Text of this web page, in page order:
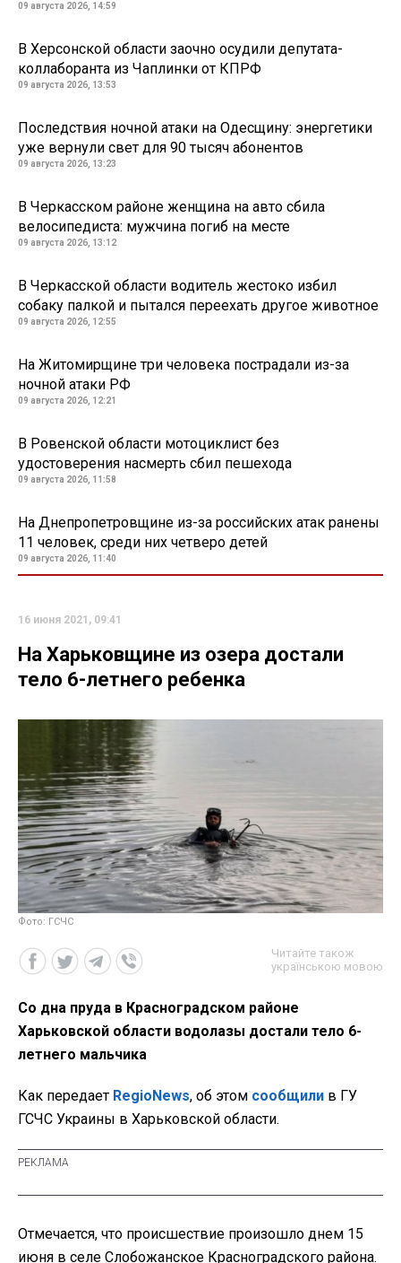
09 августа 2026, 14:59
В Херсонской области заочно осудили депутата-
коллаборанта из Чаплинки от КПРФ
09 августа 2026, 13:53
Последствия ночной атаки на Одесщину: энергетики
уже вернули свет для 90 тысяч абонентов
09 августа 2026, 13:23
В Черкасском районе женщина на авто сбила
велосипедиста: мужчина погиб на месте
09 августа 2026, 13:12
В Черкасской области водитель жестоко избил
собаку палкой и пытался переехать другое животное
09 августа 2026, 12:55
На Житомирщине три человека пострадали из-за
ночной атаки РФ
09 августа 2026, 12:21
В Ровенской области мотоциклист без
удостоверения насмерть сбил пешехода
09 августа 2026, 11:58
На Днепропетровщине из-за российских атак ранены
11 человек, среди них четверо детей
09 августа 2026, 11:40
16 июня 2021, 09:41
На Харьковщине из озера достали
тело 6-летнего ребенка
Фото: ГСЧС
Читайте також
українською мовою
Со дна пруда в Красноградском районе
Харьковской области водолазы достали тело 6-
летнего мальчика
Как передает RegioNews, об этом сообщили в ГУ
ГСЧС Украины в Харьковской области.
Отмечается, что происшествие произошло днем 15
июня в селе Слобожанское Красноградского района.